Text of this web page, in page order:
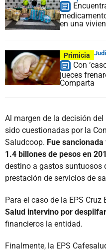
en una
Primicia
Con
jueces
Comparta
Al margen de la decisión
sido cuestionadas por la
Saludcoop. Fue
1.4 billones de pesos en
destino a gastos suntuosos
prestación de servicios de
Para el caso de la EPS Cruz
Salud intervino por
financieros la entidad.
Finalmente, la EPS